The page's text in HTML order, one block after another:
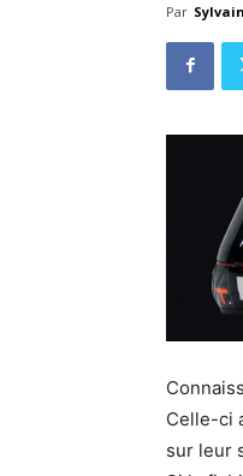
Par
Celle-ci
sur leur